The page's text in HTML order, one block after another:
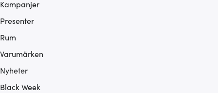
Kampanjer
Presenter
Rum
Varumärken
Nyheter
Black Week